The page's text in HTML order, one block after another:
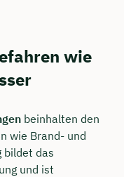
wie
beinhalten den
wie Brand- und
bildet das
und ist